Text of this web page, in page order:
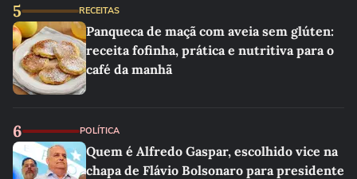
5 RECEITAS
Panqueca de maçã com aveia sem glúten:
receita fofinha, prática e nutritiva para o
café da manhã
6 POLÍTICA
Quem é Alfredo Gaspar, escolhido vice na
chapa de Flávio Bolsonaro para presidente